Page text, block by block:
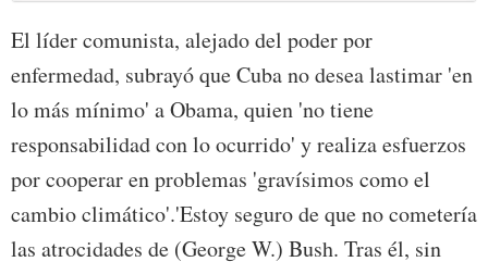
El líder comunista, alejado del poder por
enfermedad, subrayó que Cuba no desea lastimar 'en
lo más mínimo' a Obama, quien 'no tiene
responsabilidad con lo ocurrido' y realiza esfuerzos
por cooperar en problemas 'gravísimos como el
cambio climático'.'Estoy seguro de que no cometería
las atrocidades de (George W.) Bush. Tras él, sin